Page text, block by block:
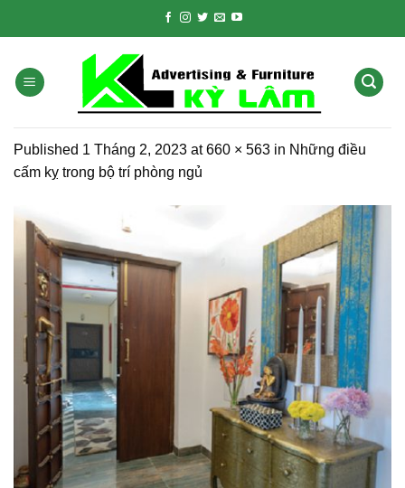
Published 1 Tháng 2, 2023 at660 × 563 in Những điều
cấm kỵ trong bộ trí phòng ngủ